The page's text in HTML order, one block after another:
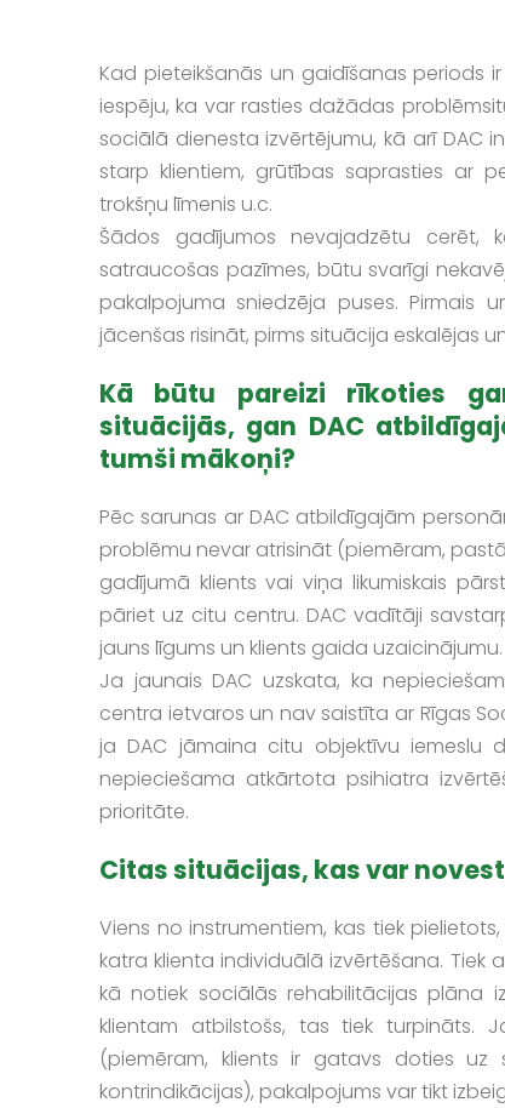
Kad pieteikšanās un gaidīšanas periods
iespēju, ka var rasties dažādas
sociālā dienesta izvērtējumu, kā arī DAC
starp klientiem, grūtības saprasties ar
trokšņu līmenis u.c.
Šādos gadījumos nevajadzētu cerēt,
satraucošas pazīmes, būtu svarīgi
pakalpojuma sniedzēja puses. Pirmais
jācenšas risināt, pirms situācija eskalējas
Kā būtu pareizi rīkoties
situācijās, gan DAC
tumši mākoņi?
Pēc sarunas ar DAC atbildīgajām
problēmu nevar atrisināt (piemēram,
gadījumā klients vai viņa likumiskais
pāriet uz citu centru. DAC vadītāji
jauns līgums un klients gaida uzaicinājumu.
Ja jaunais DAC uzskata, ka
centra ietvaros un nav saistīta ar Rīgas
ja DAC jāmaina citu objektīvu iemeslu
nepieciešama atkārtota psihiatra
prioritāte.
Citas situācijas, kas var
Viens no instrumentiem, kas tiek
katra klienta individuālā izvērtēšana.
kā notiek sociālās rehabilitācijas plāna
klientam atbilstošs, tas tiek turpināts.
(piemēram, klients ir gatavs doties
kontrindikācijas), pakalpojums var tikt